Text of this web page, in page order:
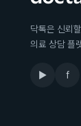
닥톡은 신뢰
의료 상담 플
▶ f